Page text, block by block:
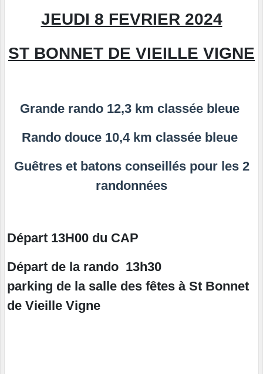
JEUDI 8 FEVRIER 2024
ST BONNET DE VIEILLE VIGNE
Grande rando 12,3 km classée bleue
Rando douce 10,4 km classée bleue
Guêtres et batons conseillés pour les 2
randonnées
Départ 13H00 du CAP
Départ de la rando 13h30
parking de la salle des fêtes à St Bonnet
de Vieille Vigne